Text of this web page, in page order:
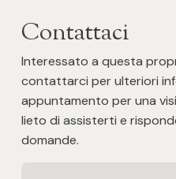
Contattaci
Interessato a questa
contattarci per ulteriori
appuntamento per una
lieto di assisterti e
domande.